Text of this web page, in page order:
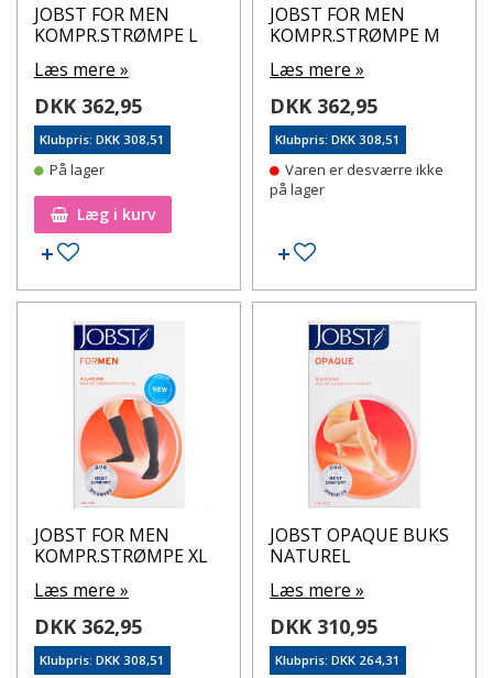
Mabs Active er beregnet til brug under træning og høj
Husk altid at læse den medfølgende indlægsseddel for
mere information om det enkelte produkt, og har du
yderligere spørgsmål er du velkommen til at kontakte
os.
Bestil dine støttestrømper hosdit online apotek -
apotekeren.dk.
JOBST FOR MEN
KOMPR.STRØMPE L
Læs mere »
DKK 362,95
Klubpris: DKK 308,51
På lager
Læg i kurv
Tilføj til ønskeseddel
JOBST FOR MEN
KOMPR.STRØMPE M
Læs mere »
DKK 362,95
Klubpris: DKK 308,51
Varen er desværre ikke
på lager
Tilføj til ønskeseddel
JOBST FOR MEN
KOMPR.STRØMPE XL
Læs mere »
DKK 362,95
Klubpris: DKK 308,51
JOBST OPAQUE BUKS
NATUREL
Læs mere »
DKK 310,95
Klubpris: DKK 264,31